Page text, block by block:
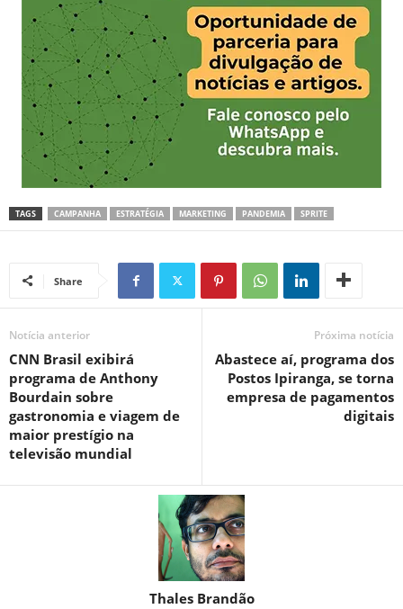
TAGS CAMPANHA ESTRATÉGIA MARKETING PANDEMIA SPRITE
Share
Notícia anterior
CNN Brasil exibirá
programa de Anthony
Bourdain sobre
gastronomia e viagem de
maior prestígio na
televisão mundial
Próxima notícia
Abastece aí, programa dos
Postos Ipiranga, se torna
empresa de pagamentos
digitais
Thales Brandão